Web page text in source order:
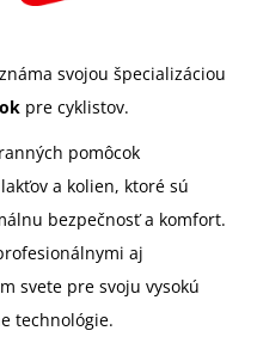
svojou špecializáciou
pre cyklistov.
pomôcok
a kolien, ktoré sú
bezpečnosť a komfort.
aj
svete pre svoju vysokú
technológie.